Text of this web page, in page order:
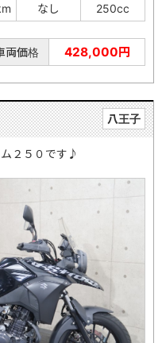
なし 250cc
両価格 428,000円
八王子
２５０です♪